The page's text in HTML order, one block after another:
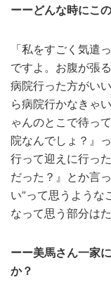
ーーどんな時にこ
「私をすごく気遣
ですよ。お腹が張
病院行った方がい
ら病院行かなきゃ
ゃんのとこで待っ
院なんでしょ？』
行って迎えに行っ
だった？』とか言
い”って思うような
なって思う部分は
ーー美馬さん一家
か？